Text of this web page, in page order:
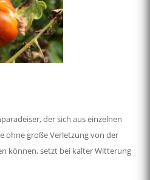
der sich aus einzelnen
ohne große Verletzung von der
können, setzt bei kalter Witterung